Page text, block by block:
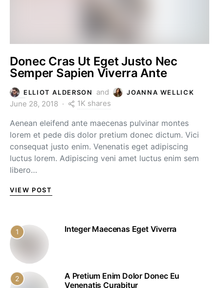
Donec Cras Ut Eget Justo Nec
Semper Sapien Viverra Ante
ELLIOT ALDERSON and JOANNA WELLICK
June 28, 2018 1K shares
Aenean eleifend ante maecenas pulvinar montes
lorem et pede dis dolor pretium donec dictum. Vici
consequat justo enim. Venenatis eget adipiscing
luctus lorem. Adipiscing veni amet luctus enim sem
libero…
VIEW POST
1 Integer Maecenas Eget Viverra
2
A Pretium Enim Dolor Donec Eu
Venenatis Curabitur